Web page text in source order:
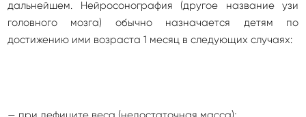
дальнейшем. Нейросонография (другое название узи
головного мозга) обычно назначается детям по
достижению ими возраста 1 месяц в следующих случаях: